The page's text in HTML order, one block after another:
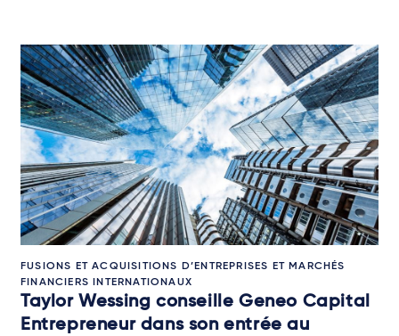
FUSIONS ET ACQUISITIONS D’ENTREPRISES ET MARCHÉS
FINANCIERS INTERNATIONAUX
Taylor Wessing conseille Geneo Capital
Entrepreneur dans son entrée au